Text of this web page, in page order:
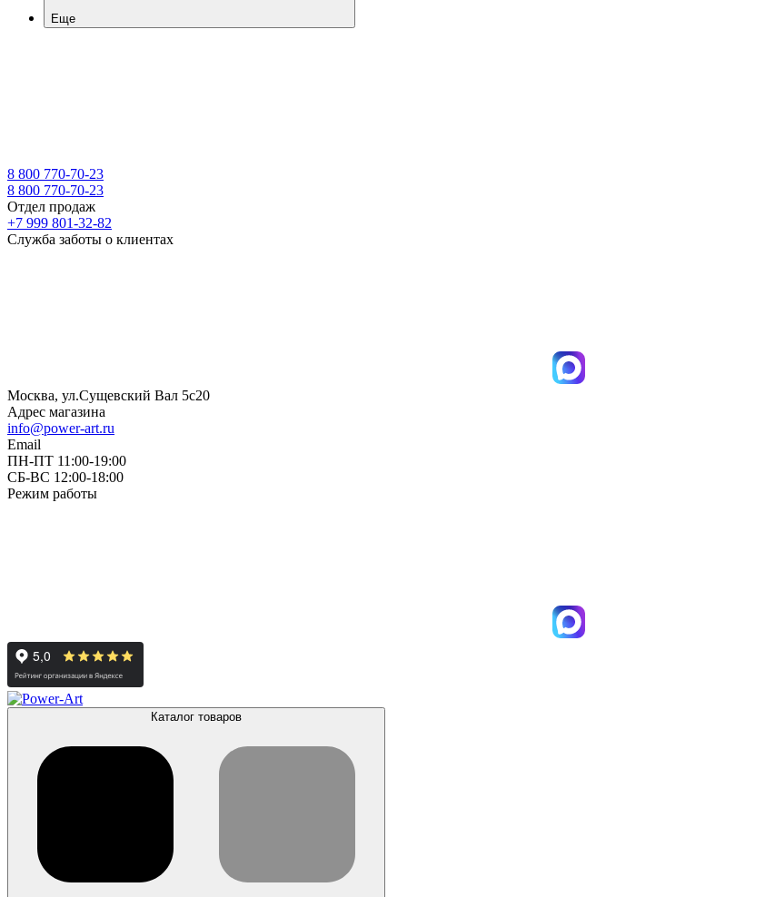
Еще
8 800 770-70-23
8 800 770-70-23
Отдел продаж
+7 999 801-32-82
Служба заботы о клиентах
Москва, ул.Сущевский Вал 5с20
Адрес магазина
info@power-art.ru
Email
ПН-ПТ 11:00-19:00
СБ-ВС 12:00-18:00
Режим работы
Каталог товаров